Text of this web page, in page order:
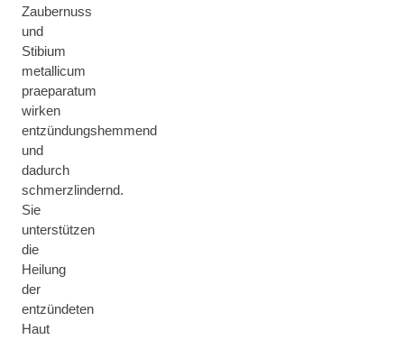
Zaubernuss
und
Stibium
metallicum
praeparatum
wirken
entzündungshemmend
und
dadurch
schmerzlindernd.
Sie
unterstützen
die
Heilung
der
entzündeten
Haut